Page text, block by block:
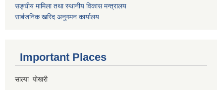
सङ्घीय मामिला तथा स्थानीय विकास मन्त्रालय
सार्बजनिक खरिद अनुगमन कार्यालय
Important Places
साल्पा पोखरी